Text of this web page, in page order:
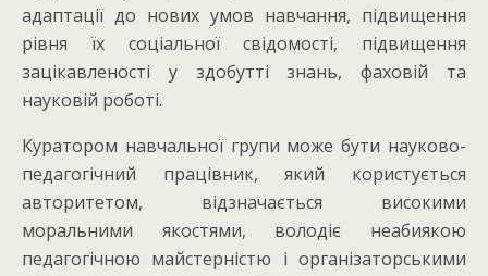
адаптації до нових умов навчання, підвищення
рівня їх соціальної свідомості, підвищення
зацікавленості у здобутті знань, фаховій та
науковій роботі.
Куратором навчальної групи може бути науково-
педагогічний працівник, який користується
авторитетом, відзначається високими
моральними якостями, володіє неабиякою
педагогічною майстерністю і організаторськими